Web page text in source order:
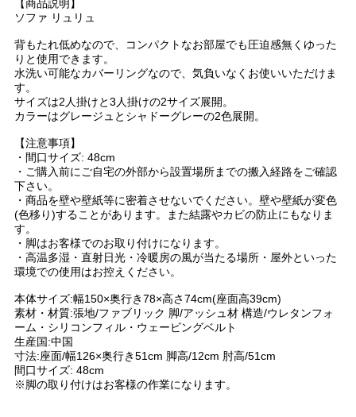
【商品説明】
ソファ リュリュ
背もたれ低めなので、コンパクトなお部屋でも圧迫感無くゆった
りと使用できます。
水洗い可能なカバーリングなので、気負いなくお使いいただけま
す。
サイズは2人掛けと3人掛けの2サイズ展開。
カラーはグレージュとシャドーグレーの2色展開。
【注意事項】
・間口サイズ: 48cm
・ご購入前にご自宅の外部から設置場所までの搬入経路をご確認
下さい。
・商品を壁や壁紙等に密着させないでください。壁や壁紙が変色
(色移り)することがあります。また結露やカビの防止にもなりま
す。
・脚はお客様でのお取り付けになります。
・高温多湿・直射日光・冷暖房の風が当たる場所・屋外といった
環境での使用はお控えください。
本体サイズ:幅150×奥行き78×高さ74cm(座面高39cm)
素材・材質:張地/ファブリック 脚/アッシュ材 構造/ウレタンフォ
ーム・シリコンフィル・ウェービングベルト
生産国:中国
寸法:座面/幅126×奥行き51cm 脚高/12cm 肘高/51cm
間口サイズ: 48cm
※脚の取り付けはお客様の作業になります。